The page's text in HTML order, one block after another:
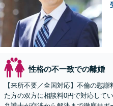
性格の不一致での離婚
【来所不要／全国対応】不倫の慰
た方の双方に相談料0円で対応して